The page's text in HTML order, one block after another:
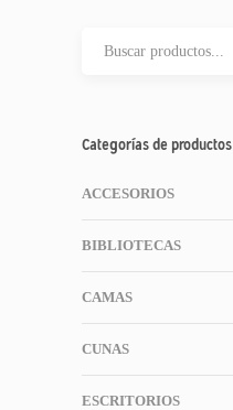
Categorías de productos
ACCESORIOS
BIBLIOTECAS
CAMAS
CUNAS
ESCRITORIOS